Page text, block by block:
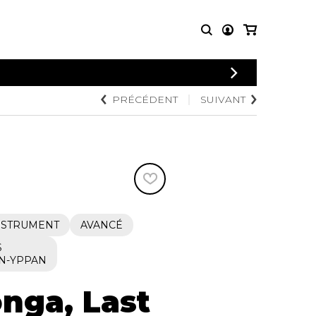
CONNEXION
PARTITIONS
POUR
Quatuor de saxophones
AUTRES
PRODUITS
Disques compacts et
DVDs
PRÉCÉDENT SUIVANT
AVANCÉ
YPPAN
Last